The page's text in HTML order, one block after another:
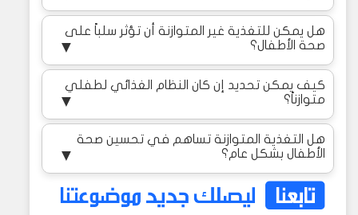
هل يمكن للتغذية غير المتوازنة أن تؤثر سلباً على
صحة الأطفال؟
▼
كيف يمكن تحديد إن كان النظام الغذائي لطفلي
متوازناً؟
▼
هل التغذية المتوازنة تساهم في تحسين صحة
الأطفال بشكل عام؟
▼